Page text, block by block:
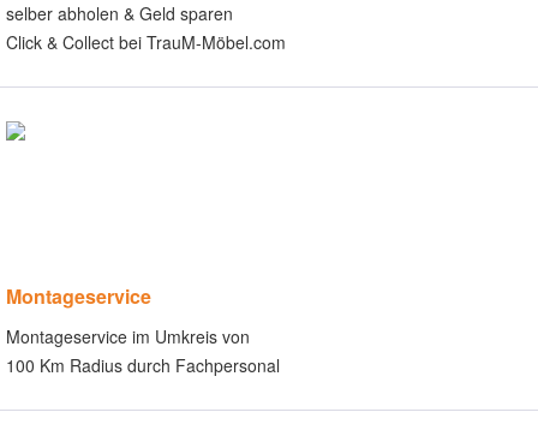
selber abholen & Geld sparen
Click & Collect bei TrauM-Möbel.com
Montageservice
Montageservice im Umkreis von
100 Km Radius durch Fachpersonal